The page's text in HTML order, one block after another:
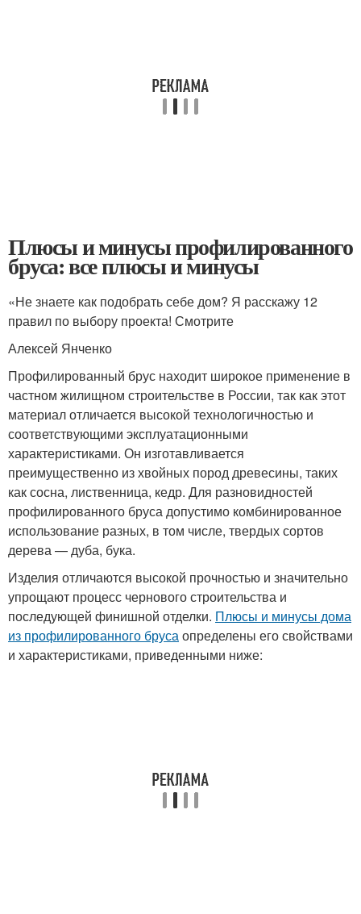
Плюсы и минусы профилированного
бруса: все плюсы и минусы
«Не знаете как подобрать себе дом? Я расскажу 12
правил по выбору проекта! Смотрите
Алексей Янченко
Профилированный брус находит широкое применение в
частном жилищном строительстве в России, так как этот
материал отличается высокой технологичностью и
соответствующими эксплуатационными
характеристиками. Он изготавливается
преимущественно из хвойных пород древесины, таких
как сосна, лиственница, кедр. Для разновидностей
профилированного бруса допустимо комбинированное
использование разных, в том числе, твердых сортов
дерева — дуба, бука.
Изделия отличаются высокой прочностью и значительно
упрощают процесс чернового строительства и
последующей финишной отделки. Плюсы и минусы дома
из профилированного брусаопределены его свойствами
и характеристиками, приведенными ниже: